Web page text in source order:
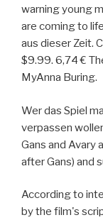
warning young
are coming to
aus dieser Zeit.
$9.99. 6,74 €
MyAnna Buring.
Wer das Spiel
verpassen
Gans and Avary
after Gans) and
According to
by the film's